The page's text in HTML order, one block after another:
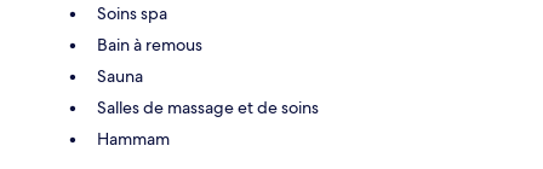
Soins spa
Bain à remous
Sauna
Salles de massage et de soins
Hammam